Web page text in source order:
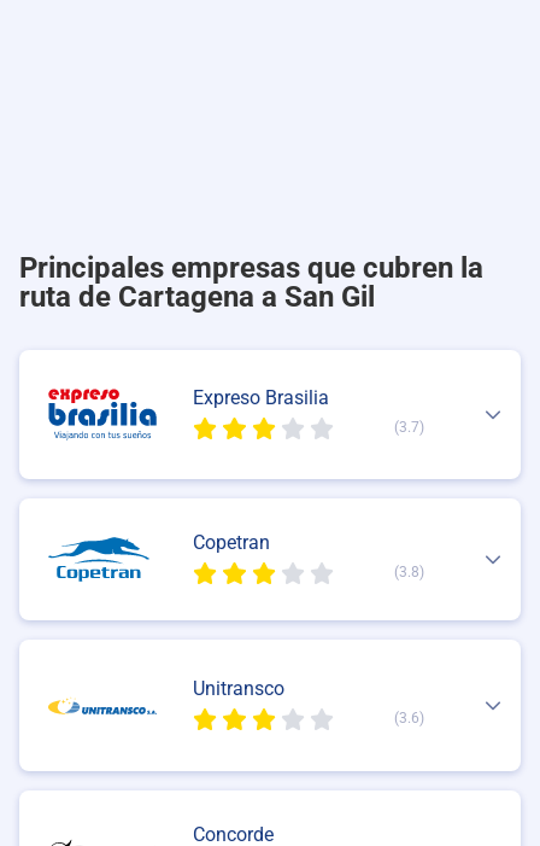
Principales empresas que cubren la
ruta de Cartagena a San Gil
Expreso Brasilia
(3.7)
Copetran
(3.8)
Unitransco
(3.6)
Concorde